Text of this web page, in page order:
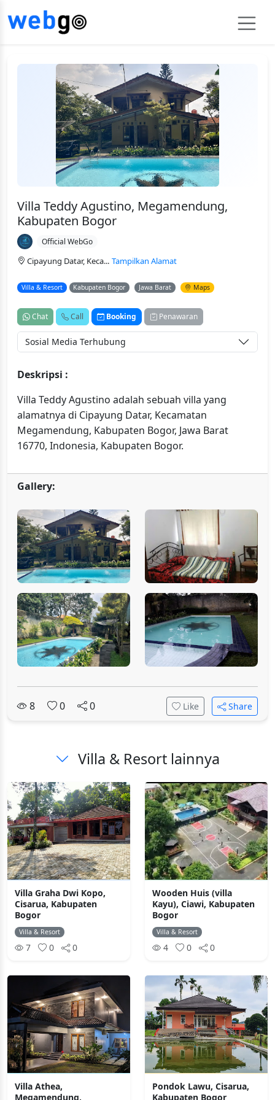
Villa Teddy Agustino, Megamendung,
Kabupaten Bogor
Official WebGo
Cipayung Datar, Keca... Tampilkan Alamat
Villa & Resort Kabupaten Bogor Jawa Barat Maps
Chat Call Booking Penawaran
Sosial Media Terhubung
Deskripsi :
Villa Teddy Agustino adalah sebuah villa yang
alamatnya di Cipayung Datar, Kecamatan
Megamendung, Kabupaten Bogor, Jawa Barat
16770, Indonesia, Kabupaten Bogor.
Gallery:
8 0 0 Like Share
Villa & Resort lainnya
Villa Graha Dwi Kopo,
Cisarua, Kabupaten
Bogor
Villa & Resort
7 0 0
Wooden Huis (villa
Kayu), Ciawi, Kabupaten
Bogor
Villa & Resort
4 0 0
Villa Athea,
Megamendung,
Pondok Lawu, Cisarua,
Kabupaten Bogor